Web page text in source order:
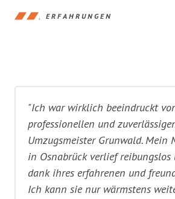
ERFAHRUNGEN
"Ich war wirklich beeindruckt
professionellen und
Umzugsmeister Grunwald. Mein
in Osnabrück verlief reibungslos
dank ihres erfahrenen und
Ich kann sie nur wärmstens